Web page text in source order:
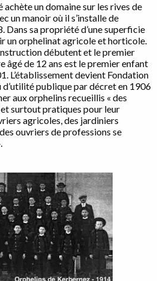
un domaine sur les rives de
un manoir où il s’installe de
Dans sa propriété d’une superficie
un orphelinat agricole et horticole.
débutent et le premier
âgé de 12 ans est le premier enfant
L’établissement devient Fondation
publique par décret en 1906
aux orphelins recueillis « des
surtout pratiques pour leur
agricoles, des jardiniers
ouvriers de professions se